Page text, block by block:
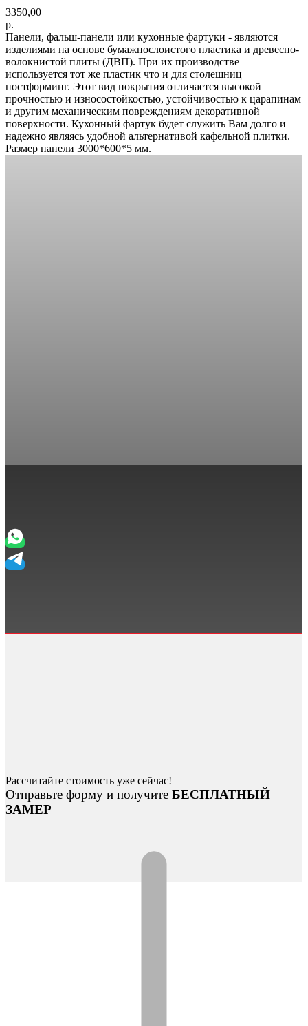
3350,00
р.
Панели, фальш-панели или кухонные фартуки - являются
изделиями на основе бумажнослоистого пластика и древесно-
волокнистой плиты (ДВП). При их производстве
используется тот же пластик что и для столешниц
постформинг. Этот вид покрытия отличается высокой
прочностью и износостойкостью, устойчивостью к царапинам
и другим механическим повреждениям декоративной
поверхности. Кухонный фартук будет служить Вам долго и
надежно являясь удобной альтернативой кафельной плитки.
Размер панели 3000*600*5 мм.
Рассчитайте стоимость уже сейчас!
Отправьте форму и получите БЕСПЛАТНЫЙ
ЗАМЕР